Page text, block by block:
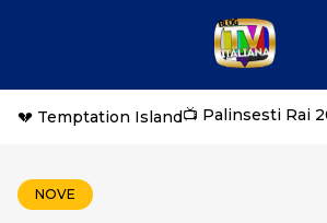
💔 Temptation Island📺 Palinsesti Rai
NOVE